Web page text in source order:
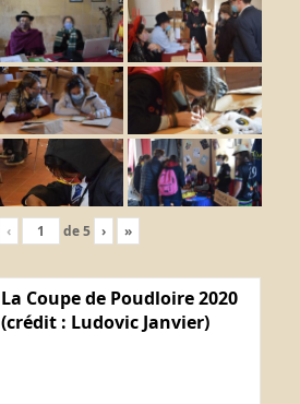
‹ de5 › »
La Coupe de Poudloire 2020
(crédit : Ludovic Janvier)